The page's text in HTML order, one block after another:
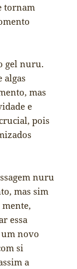
tornam
gel nuru.
algas
mas
e
pois
nuru
mas sim
essa
novo
si
a